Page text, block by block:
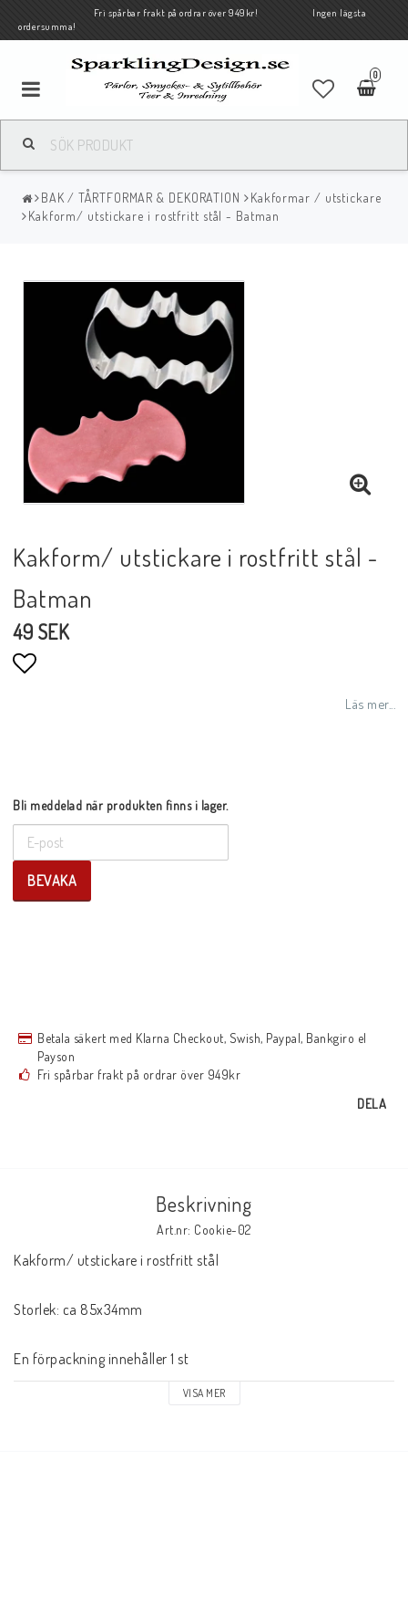
Fri spårbar frakt på ordrar över 949kr! Ingen lägsta
ordersumma!
0
BAK / TÅRTFORMAR & DEKORATION
Kakformar / utstickare
Kakform/ utstickare i rostfritt stål - Batman
Kakform/ utstickare i rostfritt stål -
Batman
49 SEK
Läs mer...
Bli meddelad när produkten finns i lager.
BEVAKA
Betala säkert med Klarna Checkout, Swish, Paypal, Bankgiro el
Payson
Fri spårbar frakt på ordrar över 949kr
DELA
Beskrivning
Art.nr: Cookie-02
Kakform/ utstickare i rostfritt stål
Storlek: ca 85x34mm
En förpackning innehåller 1 st
VISA MER